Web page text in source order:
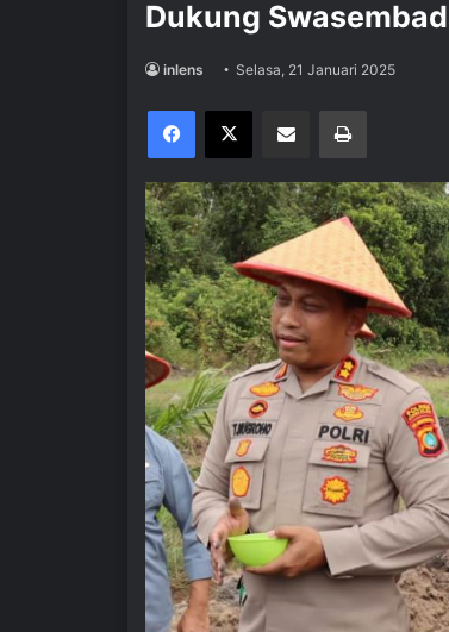
Dukung
inlens Selasa, 21 Januari 2025
Facebook
X Share via Email Print